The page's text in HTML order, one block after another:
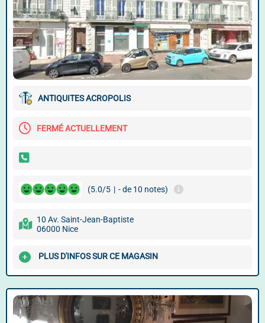
ANTIQUITES ACROPOLIS
FERMÉ ACTUELLEMENT
(5.0/5 | - de 10 notes)
10 Av. Saint-Jean-Baptiste
06000 Nice
PLUS D'INFOS SUR CE MAGASIN